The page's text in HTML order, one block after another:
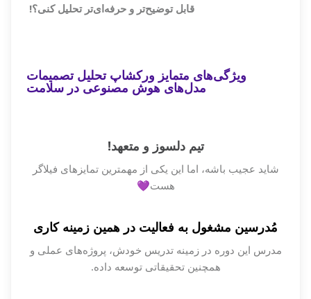
قابل توضیح‌تر و حرفه‌ای‌تر تحلیل کنی؟!
ویژگی‌های متمایز ورکشاپ تحلیل تصمیمات
مدل‌های هوش مصنوعی در سلامت
تیم دلسوز و متعهد!
شاید عجیب باشه، اما این یکی از مهمترین تمایزهای فیلاگر
هست💜
مُدرسین مشغول به فعالیت در همین زمینه کاری
مدرس این دوره در زمینه تدریس خودش، پروژه‌های عملی و
همچنین تحقیقاتی توسعه داده‌.